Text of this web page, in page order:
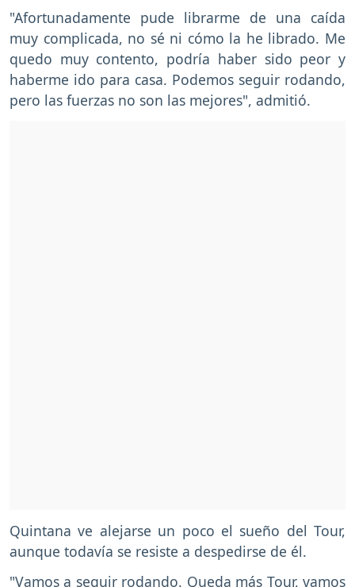
"Afortunadamente pude librarme de una caída
muy complicada, no sé ni cómo la he librado. Me
quedo muy contento, podría haber sido peor y
haberme ido para casa. Podemos seguir rodando,
pero las fuerzas no son las mejores", admitió.
Quintana ve alejarse un poco el sueño del Tour,
aunque todavía se resiste a despedirse de él.
"Vamos a seguir rodando. Queda más Tour, vamos